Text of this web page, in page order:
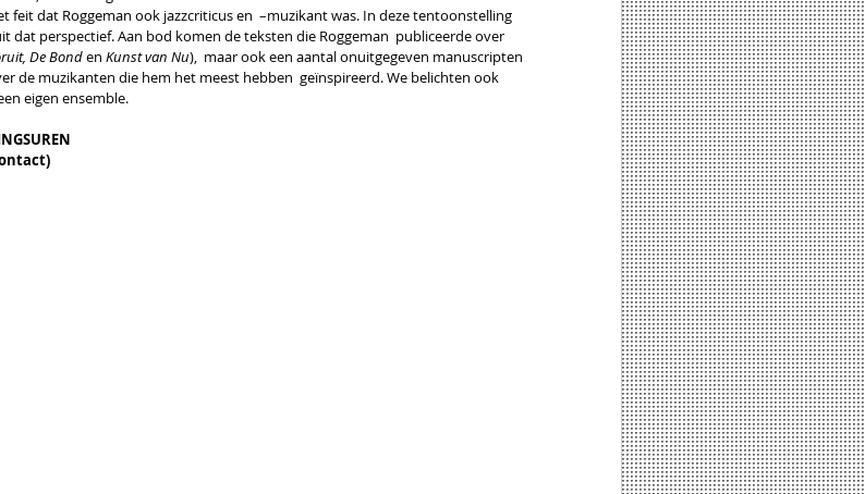
feit dat Roggeman ook jazzcriticus en  –muzikant was. In deze tentoonstelling
dat perspectief. Aan bod komen de teksten die Roggeman  publiceerde over
De Bond en Kunst van Nu),  maar ook een aantal onuitgegeven manuscripten
de muzikanten die hem het meest hebben  geïnspireerd. We belichten ook
eigen ensemble.